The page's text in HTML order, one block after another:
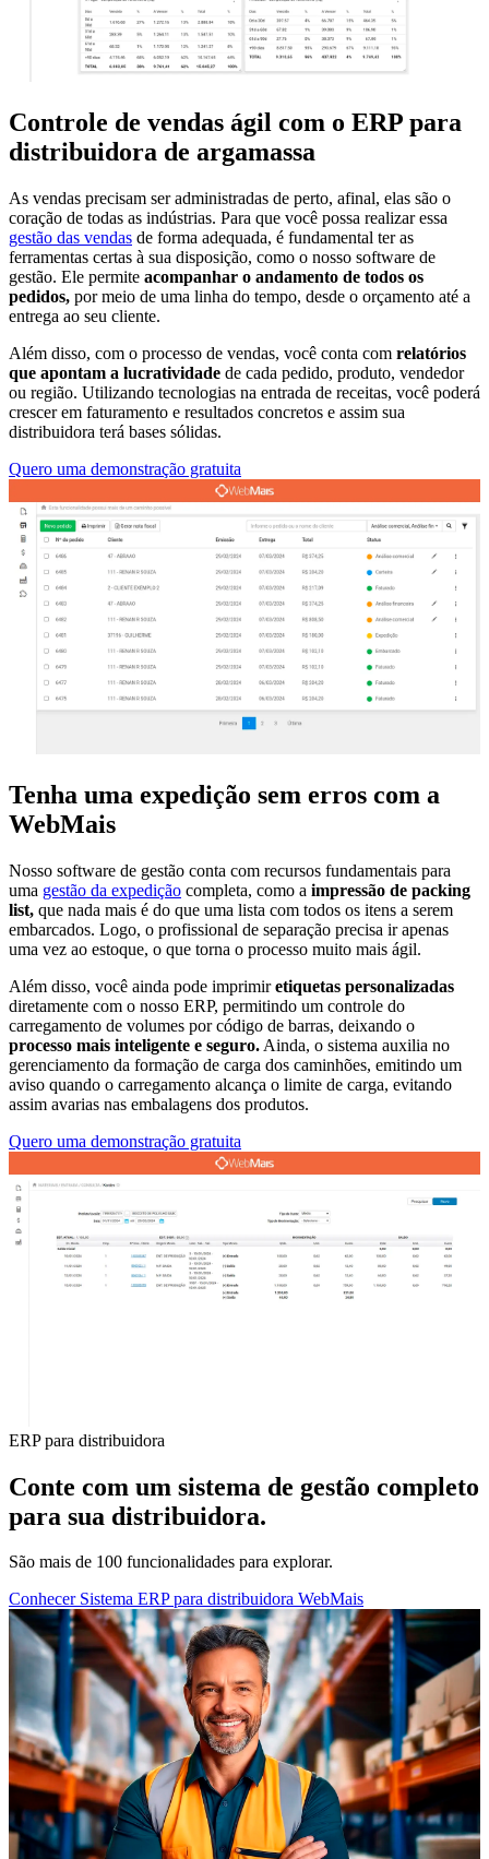
Controle de vendas ágil com o ERP para
distribuidora de argamassa
As vendas precisam ser administradas de perto, afinal, elas são o
coração de todas as indústrias. Para que você possa realizar essa
gestão das vendas de forma adequada, é fundamental ter as
ferramentas certas à sua disposição, como o nosso software de
gestão. Ele permite acompanhar o andamento de todos os
pedidos, por meio de uma linha do tempo, desde o orçamento até a
entrega ao seu cliente.
Além disso, com o processo de vendas, você conta com relatórios
que apontam a lucratividade de cada pedido, produto, vendedor
ou região. Utilizando tecnologias na entrada de receitas, você poderá
crescer em faturamento e resultados concretos e assim sua
distribuidora terá bases sólidas.
Quero uma demonstração gratuita
Tenha uma expedição sem erros com a
WebMais
Nosso software de gestão conta com recursos fundamentais para
uma gestão da expedição completa, como a impressão de packing
list, que nada mais é do que uma lista com todos os itens a serem
embarcados. Logo, o profissional de separação precisa ir apenas
uma vez ao estoque, o que torna o processo muito mais ágil.
Além disso, você ainda pode imprimiretiquetas personalizadas
diretamente com o nosso ERP, permitindo um controle do
carregamento de volumes por código de barras, deixando o
processo mais inteligente e seguro. Ainda, o sistema auxilia no
gerenciamento da formação de carga dos caminhões, emitindo um
aviso quando o carregamento alcança o limite de carga, evitando
assim avarias nas embalagens dos produtos.
Quero uma demonstração gratuita
ERP para distribuidora
Conte com um sistema de gestão completo
para sua distribuidora.
São mais de 100 funcionalidades para explorar.
Conhecer Sistema ERP para distribuidora WebMais